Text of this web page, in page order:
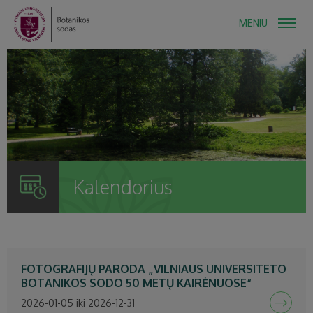
MENIU
Kalendorius
FOTOGRAFIJŲ PARODA „VILNIAUS UNIVERSITETO
BOTANIKOS SODO 50 METŲ KAIRĖNUOSE“
2026-01-05 iki 2026-12-31